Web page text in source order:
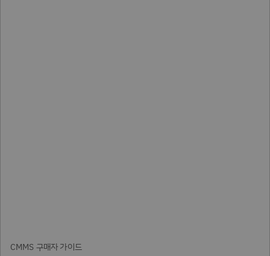
CMMS 구매자 가이드